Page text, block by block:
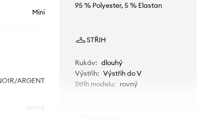
Mini
ARGENT
černá
95 % Polyester, 5 % Elastan
STŘIH
Rukáv: dlouhý
Výstřih: Výstřih do V
Střih modelu: rovný